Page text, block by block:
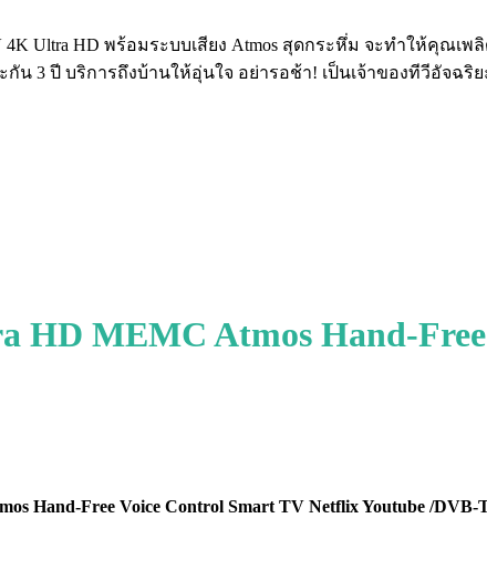
Ultra HD พร้อมระบบเสียง Atmos สุดกระหึ่ม จะทำให้คุณเพลิ
กัน 3 ปี บริการถึงบ้านให้อุ่นใจ อย่ารอช้า! เป็นเจ้าของทีวีอัจฉ
HD MEMC Atmos Hand-
Hand-Free Voice Control Smart TV Netflix Youtube /DVB-